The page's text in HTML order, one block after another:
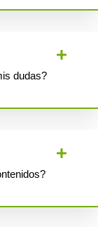
dudas?